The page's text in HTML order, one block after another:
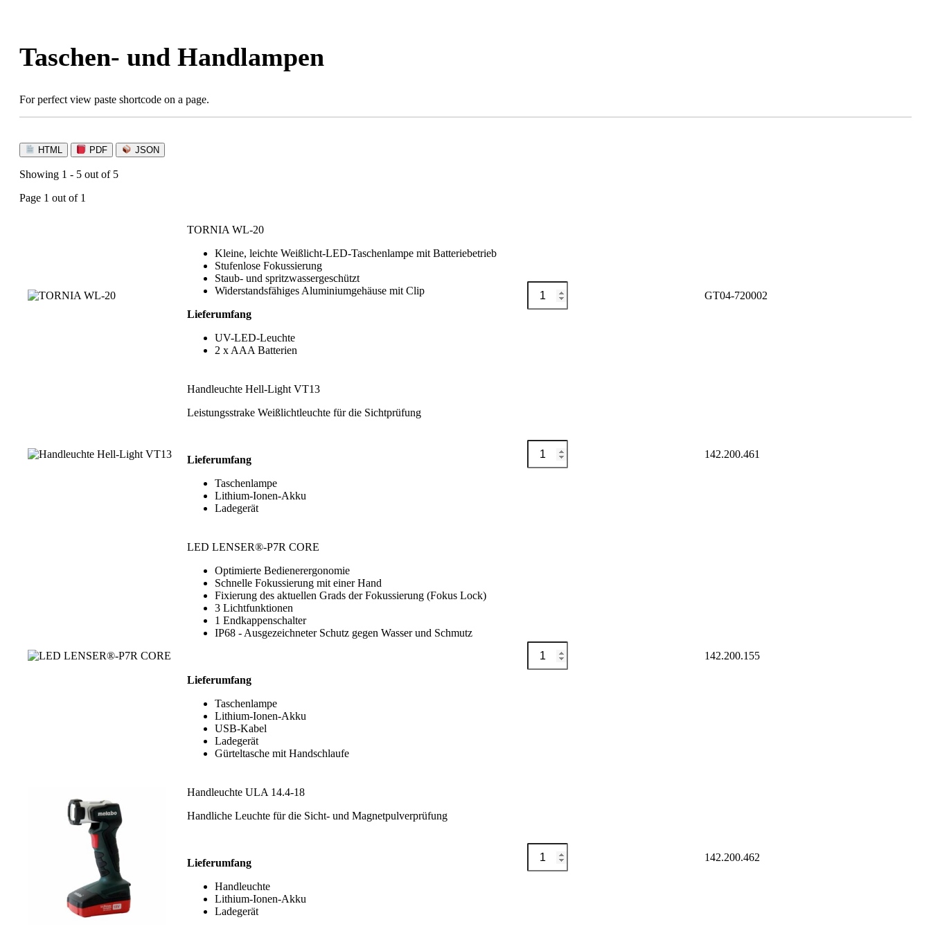
Taschen- und Handlampen
For perfect view paste shortcode on a page.
HTML PDF JSON
Showing 1 - 5 out of 5
Page 1 out of 1
TORNIA WL-20
Kleine, leichte Weißlicht-LED-Taschenlampe mit Batteriebetrieb
Stufenlose Fokussierung
Staub- und spritzwassergeschützt
Widerstandsfähiges Aluminiumgehäuse mit Clip
Lieferumfang
UV-LED-Leuchte
2 x AAA Batterien
TORNIA
WL-
20
GT04-720002
Handleuchte Hell-Light VT13
Leistungsstrake Weißlichtleuchte für die Sichtprüfung
Lieferumfang
Taschenlampe
Lithium-Ionen-Akku
Ladegerät
Handleuchte
Hell-
Light
142.200.461
LED LENSER®-P7R CORE
Optimierte Bedienerergonomie
Schnelle Fokussierung mit einer Hand
Fixierung des aktuellen Grads der Fokussierung (Fokus Lock)
3 Lichtfunktionen
1 Endkappenschalter
IP68 - Ausgezeichneter Schutz gegen Wasser und Schmutz
Lieferumfang
Taschenlampe
Lithium-Ionen-Akku
USB-Kabel
Ladegerät
Gürteltasche mit Handschlaufe
LED
LENSER®-
P7R
142.200.155
Handleuchte ULA 14.4-18
Handliche Leuchte für die Sicht- und Magnetpulverprüfung
Lieferumfang
Handleuchte
Lithium-Ionen-Akku
Ladegerät
Handleuchte
ULA
14.4-
142.200.462